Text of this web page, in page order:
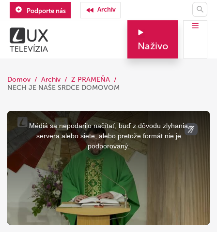
Podporte nás Archív
Naživo
Domov Archív
Z PRAMEŇA
NECH JE NAŠE SRDCE DOMOVOM
This
modal
Médiá sa nepodarilo načítať, buď z dôvodu zlyhania
servera alebo siete, alebo pretože formát nie je
podporovaný.